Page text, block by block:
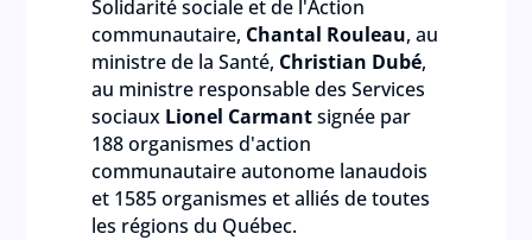
Solidarité sociale et de l'Action
communautaire, Chantal Rouleau, au
ministre de la Santé, Christian Dubé,
au ministre responsable des Services
sociaux Lionel Carmantsignée par
188 organismes d'action
communautaire autonome lanaudois
et 1585 organismes et alliés de toutes
les régions du Québec.